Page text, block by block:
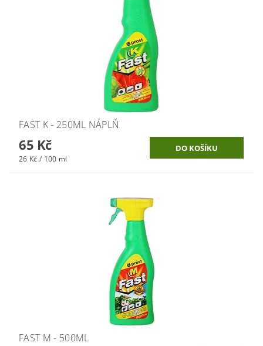
FAST K - 250ML NÁPLŇ
65 Kč
26 Kč / 100 ml
FAST M - 500ML